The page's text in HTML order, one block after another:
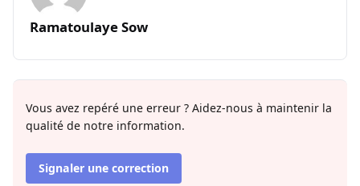
Ramatoulaye Sow
Vous avez repéré une erreur ? Aidez-nous à maintenir la
qualité de notre information.
Signaler une correction